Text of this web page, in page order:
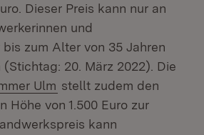
Dieser Preis kann nur an
und
zum Alter von 35 Jahren
20. März 2022). Die
Ulm (Öffnet in neuem
stellt zudem den
Höhe von 1.500 Euro zur
kann